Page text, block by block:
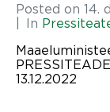
Posted on 14.
In
PRESSITEADE
13.12.2022